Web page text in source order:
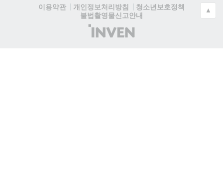
이용약관
개인정보처리방침
청소년보호정책
불법촬영물신고안내
(주)
인
▲